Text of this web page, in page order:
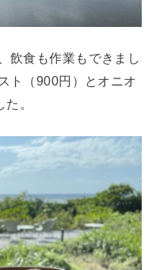
飲食も作業もできまし
ト（900円）とオニオ
。